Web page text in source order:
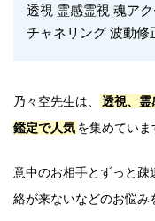
透視 霊感霊視 魂ア
チャネリング 波動修
乃々空先生は、
透視、霊
鑑定で人気を集めていま
意中のお相手とずっと疎
絡が来ないなどのお悩み